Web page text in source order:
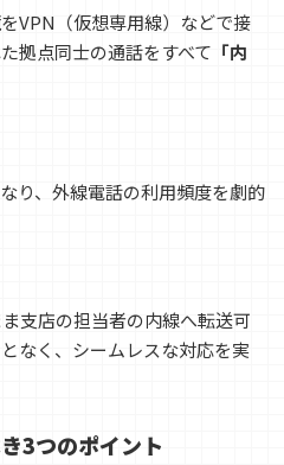
VPN（仮想専用線）などで接
拠点同士の通話をすべて 「内
り、外線電話の利用頻度を劇的
支店の担当者の内線へ転送可
なく、シームレスな対応を実
3つのポイント